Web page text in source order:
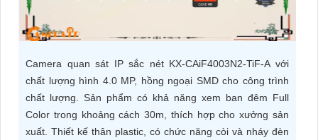
TƯ
VẤN
VỤCamera quan sát IP sắc nét KX-CAiF4003N2-TiF-A với
chất lượng hình 4.0 MP, hồng ngoại SMD cho công trình
chất lượng. Sản phẩm có khả năng xem ban đêm Full
Color trong khoảng cách 30m, thích hợp cho xưởng sản
xuất. Thiết kế thân plastic, có chức năng còi và nháy đèn